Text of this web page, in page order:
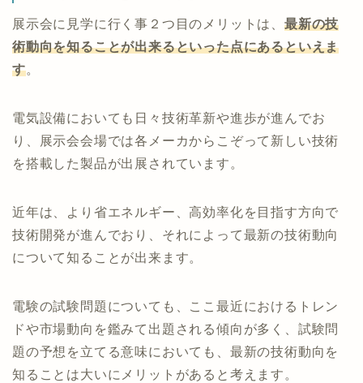
展示会に見学に行く事２つ目のメリットは、 最新の技
術動向を知ることが出来るといった点にあるといえま
す。
電気設備においても日々技術革新や進歩が進んでお
り、展示会会場では各メーカからこぞって新しい技術
を搭載した製品が出展されています。
近年は、より省エネルギー、高効率化を目指す方向で
技術開発が進んでおり、それによって最新の技術動向
について知ることが出来ます。
電験の試験問題についても、ここ最近におけるトレン
ドや市場動向を鑑みて出題される傾向が多く、試験問
題の予想を立てる意味においても、最新の技術動向を
知ることは大いにメリットがあると考えます。